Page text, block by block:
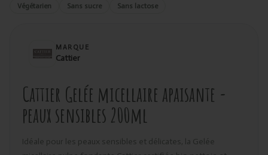
Végétarien
Sans sucre Sans lactose
MARQUE
Cattier
Cattier Gelée micellaire apaisante -
peaux sensibles 200ml
Idéale pour les peaux sensibles et délicates, la Gelée